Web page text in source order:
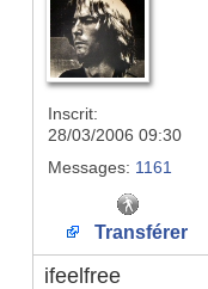
Inscrit:
28/03/2006 09:30
Messages: 1161
Transférer
ifeelfree